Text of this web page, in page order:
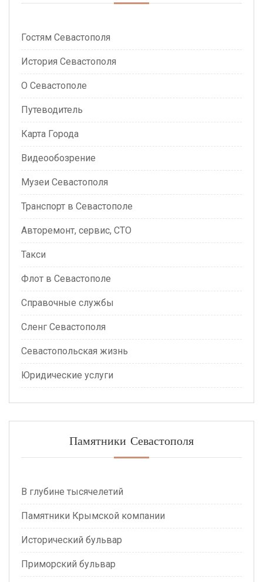
Гостям Севастополя
История Севастополя
О Севастополе
Путеводитель
Карта Города
Видеообозрение
Музеи Севастополя
Транспорт в Севастополе
Авторемонт, сервис, СТО
Такси
Флот в Севастополе
Справочные службы
Сленг Севастополя
Севастопольская жизнь
Юридические услуги
Памятники Севастополя
В глубине тысячелетий
Памятники Крымской компании
Исторический бульвар
Приморский бульвар